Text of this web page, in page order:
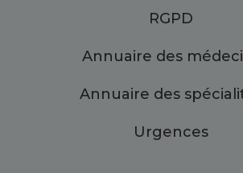
RGPD
Annuaire des
Annuaire des
Urgences